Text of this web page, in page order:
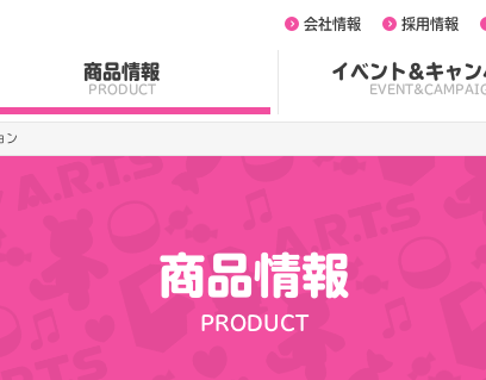
商品情報
PRODUCT
イベント&キャン
会社情報 採用情報
ン
商品情報
PRODUCT